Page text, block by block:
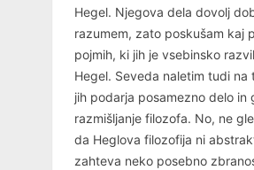
Hegel. Njegova dela dovolj
razumem, zato poskušam kaj
pojmih, ki jih je vsebinsko
Hegel. Seveda naletim tudi na
jih podarja posamezno delo in
razmišljanje filozofa. No, ne
da Heglova filozofija ni
zahteva neko posebno